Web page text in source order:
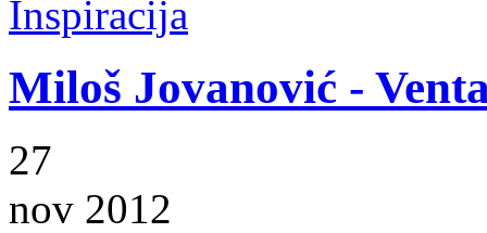
Inspiracija
Miloš Jovanović -
27
nov 2012